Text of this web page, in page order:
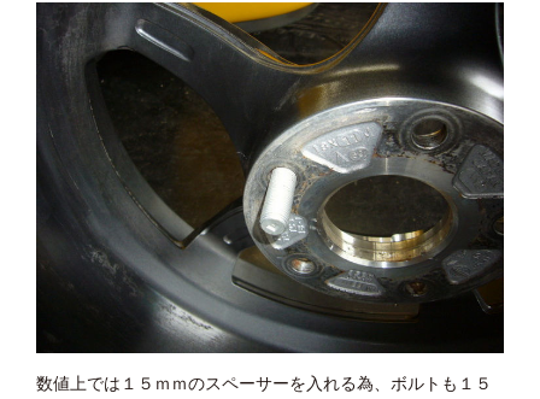
数値上では１５ｍｍのスペーサーを入れる為、ボルトも１５